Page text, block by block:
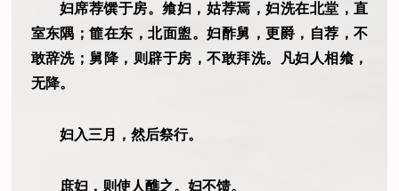
妇席荐馔于房。飨妇，姑荐焉，妇洗在北堂，直
室东隅；篚在东，北面盥。妇酢舅，更爵，自荐，不
敢辞洗；舅降，则辟于房，不敢拜洗。凡妇人相飨，
无降。
妇入三月，然后祭行。
庶妇，则使人醮之。妇不馈。